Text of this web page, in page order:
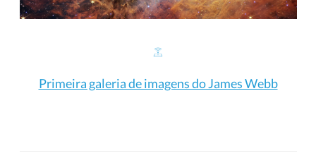
Primeira galeria de imagens do James Webb